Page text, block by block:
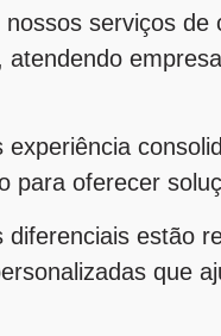
nossos serviços de
atendendo
experiência
para oferecer
diferenciais estão
que